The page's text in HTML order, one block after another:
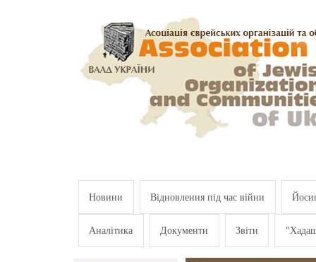
Новини Відновлення під час війни
Аналітика Документи Звіти